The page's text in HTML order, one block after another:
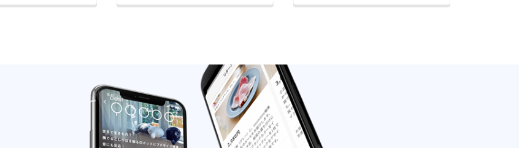
5 ... 次のページ